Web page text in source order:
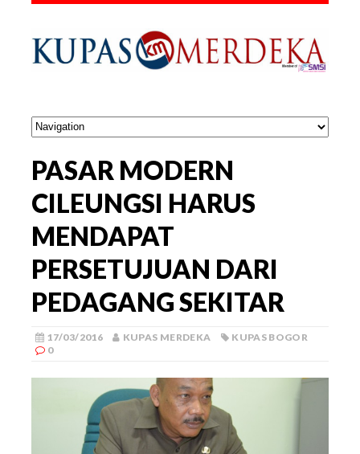
PASAR MODERN
CILEUNGSI HARUS
MENDAPAT
PERSETUJUAN DARI
PEDAGANG SEKITAR
17/03/2016 KUPAS MERDEKA
KUPAS BOGOR
0